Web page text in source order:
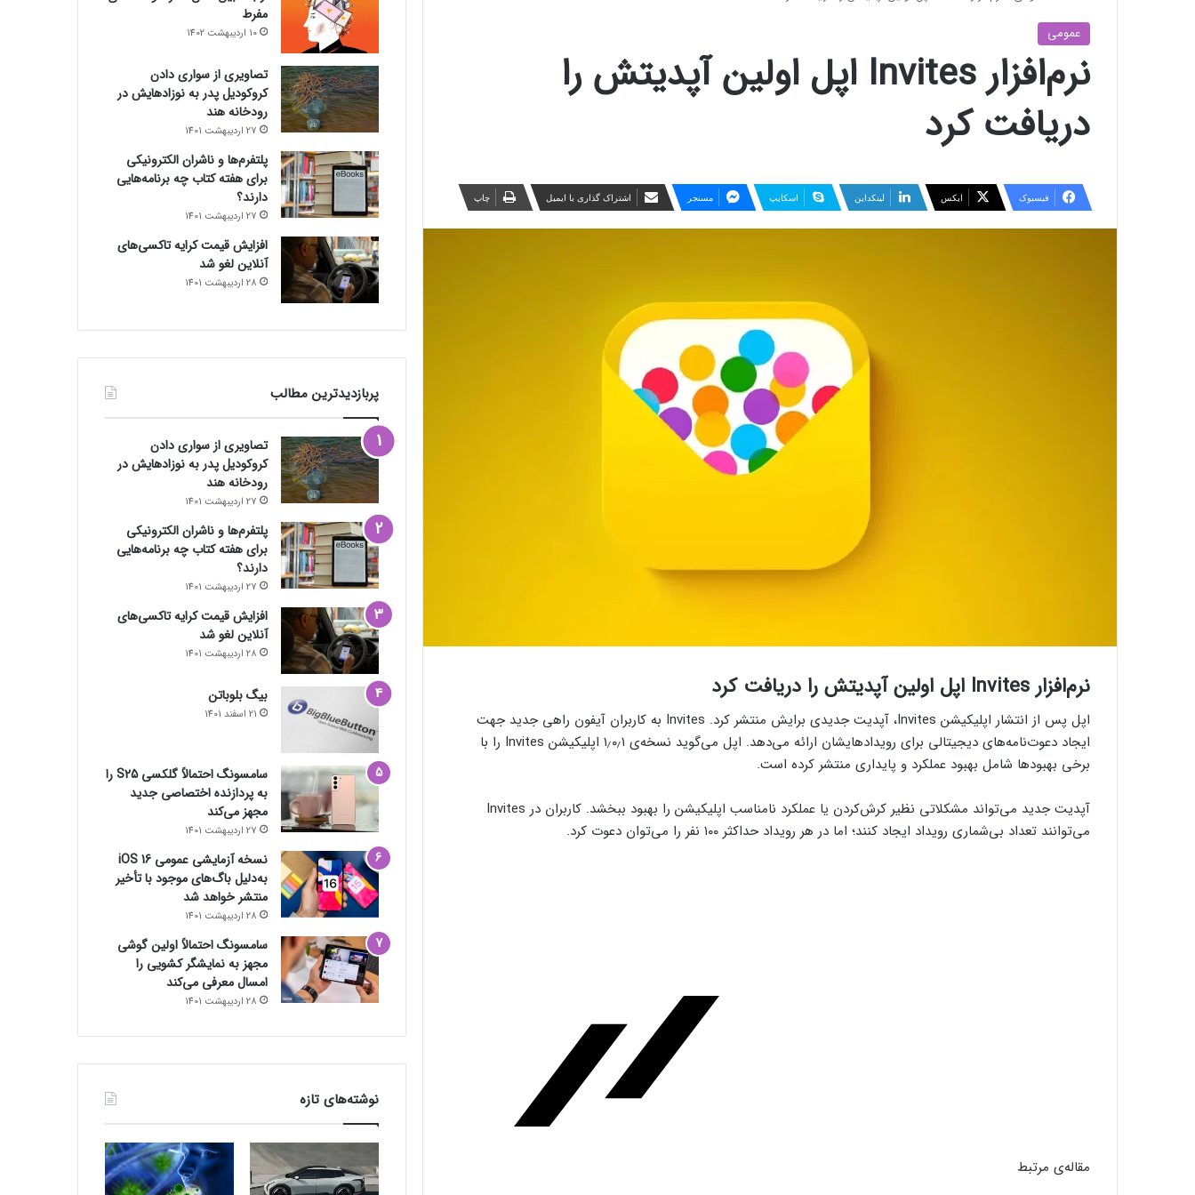
عمومی
نرم‌افزار Invites اپل اولین آپدیتش را
دریافت کرد
فیسبوک ایکس لینکداین اسکایپ مسنجر اشتراک گذاری با ایمیل چاپ
نرم‌افزار Invites اپل اولین آپدیتش را دریافت کرد
اپل پس از انتشار اپلیکیشن Invites، آپدیت جدیدی برایش منتشر کرد. Invites به کاربران آیفون راهی جدید جهت
ایجاد دعوت‌نامه‌های دیجیتالی برای رویدادهایشان ارائه می‌دهد. اپل می‌گوید نسخه‌ی ۱٫۰٫۱ اپلیکیشن Invites را با
برخی بهبودها شامل بهبود عملکرد و پایداری منتشر کرده است.
آپدیت جدید می‌تواند مشکلاتی نظیر کرش‌کردن یا عملکرد نامناسب اپلیکیشن را بهبود ببخشد. کاربران در Invites
می‌توانند تعداد بی‌شماری رویداد ایجاد کنند؛ اما در هر رویداد حداکثر ۱۰۰ نفر را می‌توان دعوت کرد.
مقاله‌ی مرتبط
مفرط
10 اردیبهشت 1402
تصاویری از سواری دادن
کروکودیل پدر به نوزادهایش در
رودخانه هند
27 اردیبهشت 1401
پلتفرم‌ها و ناشران الکترونیکی
برای هفته کتاب چه برنامه‌هایی
دارند؟
27 اردیبهشت 1401
افزایش قیمت کرایه تاکسی‌های
آنلاین لغو شد
28 اردیبهشت 1401
پربازدیدترین مطالب
تصاویری از سواری دادن
کروکودیل پدر به نوزادهایش در
رودخانه هند
27 اردیبهشت 1401
پلتفرم‌ها و ناشران الکترونیکی
برای هفته کتاب چه برنامه‌هایی
دارند؟
27 اردیبهشت 1401
افزایش قیمت کرایه تاکسی‌های
آنلاین لغو شد
28 اردیبهشت 1401
بیگ بلوباتن
21 اسفند 1401
سامسونگ احتمالاً گلکسی S25 را
به پردازنده اختصاصی جدید
مجهز می‌کند
27 اردیبهشت 1401
نسخه آزمایشی عمومی iOS 16
به‌دلیل باگ‌های موجود با تأخیر
منتشر خواهد شد
28 اردیبهشت 1401
سامسونگ احتمالاً اولین گوشی
مجهز به نمایشگر کشویی را
امسال معرفی می‌کند
28 اردیبهشت 1401
نوشته‌های تازه